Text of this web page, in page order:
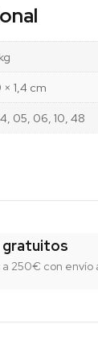
× 1,4 cm
05, 06, 10, 48
gratuitos
250€ con envío